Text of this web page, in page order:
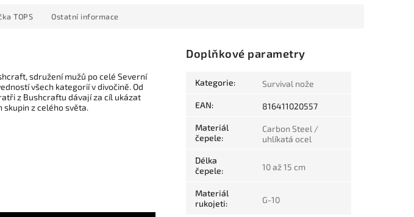
TOPS Ostatní informace
sdružení mužů po celé Severní
všech kategorií v divočině. Od
z Bushcraftu dávají za cíl ukázat
skupin z celého světa.
Doplňkové parametry
Kategorie: Survival nože
EAN: 816411020557
Materiál
čepele:
Carbon Steel /
uhlíkatá ocel
Délka
čepele: 10 až 15 cm
Materiál
rukojeti: G-10